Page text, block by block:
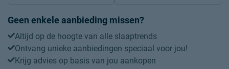
Geen enkele aanbieding missen?
Altijd op de hoogte van alle slaaptrends
Ontvang unieke aanbiedingen speciaal voor jou!
Krijg advies op basis van jou aankopen